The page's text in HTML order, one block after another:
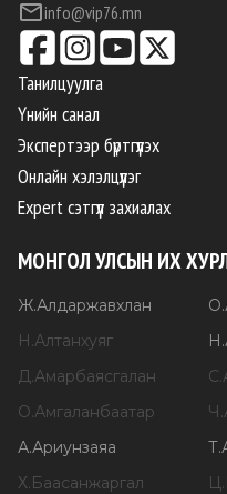
info@vip76.mn
Танилцуулга
Үнийн санал
Экспертээр бүртгүүлэх
Онлайн хэлэлцүүлэг
Expert сэтгүүл захиалах
МОНГОЛ УЛСЫН ИХ
Ж.Алдаржавхлан О.
Н.Алтанхуяг Н.
Д.Амарбаясгалан С.
О.Амгаланбаатар Ч.
А.Ариунзаяа Т.
Х.Баасанжаргал Ц.